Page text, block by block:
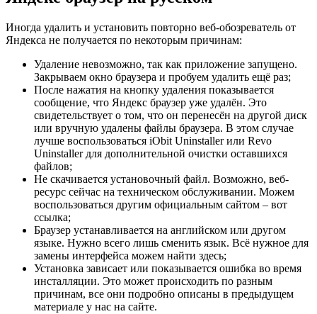
Иногда удалить и установить повторно веб-обозреватель от
Яндекса не получается по некоторым причинам:
Удаление невозможно, так как приложение запущено.
Закрываем окно браузера и пробуем удалить ещё раз;
После нажатия на кнопку удаления показывается
сообщение, что Яндекс браузер уже удалён. Это
свидетельствует о том, что он перенесён на другой диск
или вручную удалены файлы браузера. В этом случае
лучше воспользоваться iObit Uninstaller или Revo
Uninstaller для дополнительной очистки оставшихся
файлов;
Не скачивается установочный файл. Возможно, веб-
ресурс сейчас на техническом обслуживании. Можем
воспользоваться другим официальным сайтом – вот
ссылка;
Браузер устанавливается на английском или другом
языке. Нужно всего лишь сменить язык. Всё нужное для
замены интерфейса можем найти здесь;
Установка зависает или показывается ошибка во время
инсталляции. Это может происходить по разным
причинам, все они подробно описаны в предыдущем
материале у нас на сайте.